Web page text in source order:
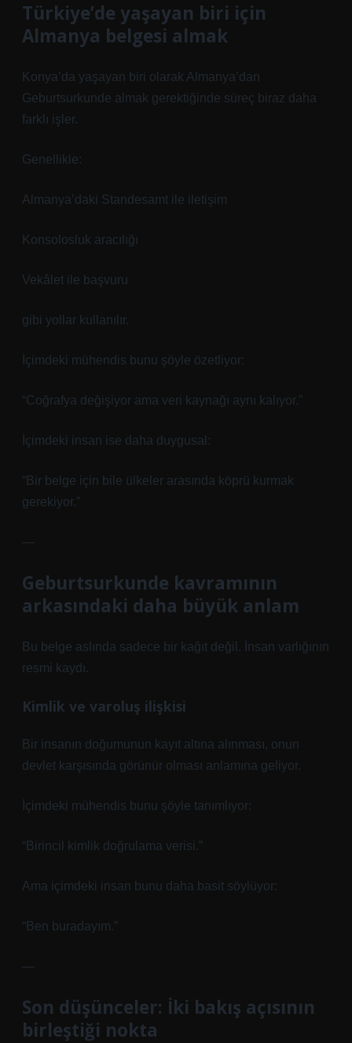
Türkiye’de yaşayan biri için
Almanya belgesi almak
Konya’da yaşayan biri olarak Almanya’dan
Geburtsurkunde almak gerektiğinde süreç biraz daha
farklı işler.
Genellikle:
Almanya’daki Standesamt ile iletişim
Konsolosluk aracılığı
Vekâlet ile başvuru
gibi yollar kullanılır.
İçimdeki mühendis bunu şöyle özetliyor:
“Coğrafya değişiyor ama veri kaynağı aynı kalıyor.”
İçimdeki insan ise daha duygusal:
“Bir belge için bile ülkeler arasında köprü kurmak
gerekiyor.”
—
Geburtsurkunde kavramının
arkasındaki daha büyük anlam
Bu belge aslında sadece bir kağıt değil. İnsan varlığının
resmi kaydı.
Kimlik ve varoluş ilişkisi
Bir insanın doğumunun kayıt altına alınması, onun
devlet karşısında görünür olması anlamına geliyor.
İçimdeki mühendis bunu şöyle tanımlıyor:
“Birincil kimlik doğrulama verisi.”
Ama içimdeki insan bunu daha basit söylüyor:
“Ben buradayım.”
—
Son düşünceler: İki bakış açısının
birleştiği nokta